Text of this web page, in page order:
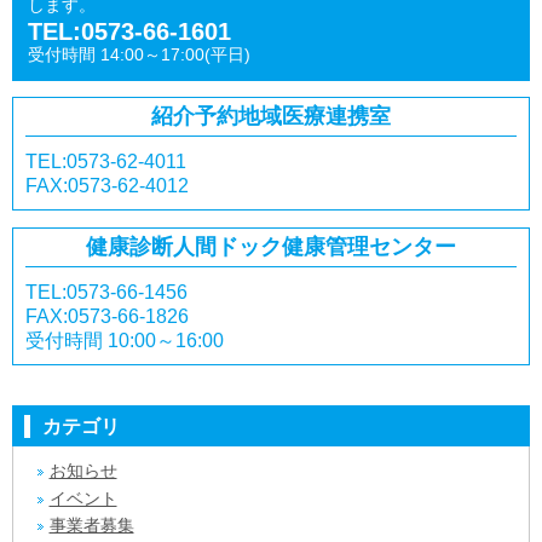
します。
TEL:0573-66-1601
受付時間 14:00～17:00(平日)
紹介予約地域医療連携室
TEL:0573-62-4011
FAX:0573-62-4012
健康診断人間ドック健康管理センター
TEL:0573-66-1456
FAX:0573-66-1826
受付時間 10:00～16:00
カテゴリ
お知らせ
イベント
事業者募集